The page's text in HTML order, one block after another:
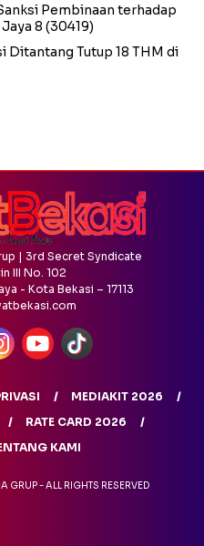
Pembinaan terhadap
8 (30419)
Ditantang Tutup 18 THM di
| 3rd Secret Syndicate
III No. 102
- Kota Bekasi – 17113
MEDIAKIT 2026
RATE CARD 2026
KAMI
GRUP - ALL RIGHTS RESERVED